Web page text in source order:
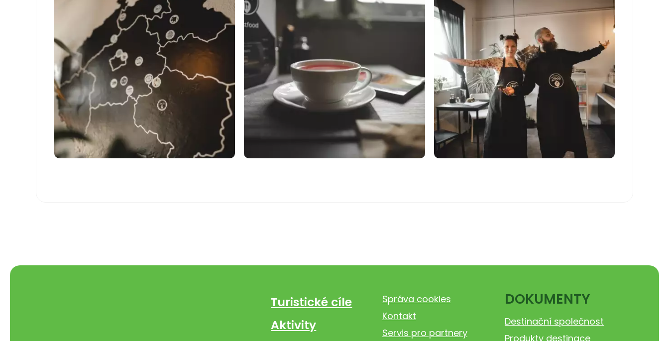
Turistické cíle
Aktivity
Správa cookies
Kontakt
Servis pro partnery
DOKUMENTY
Destinační společnost
Produkty destinace